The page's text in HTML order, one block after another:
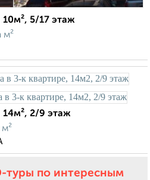
5/17 этаж
м²
14м², 2/9 этаж
м²
туры по интересным